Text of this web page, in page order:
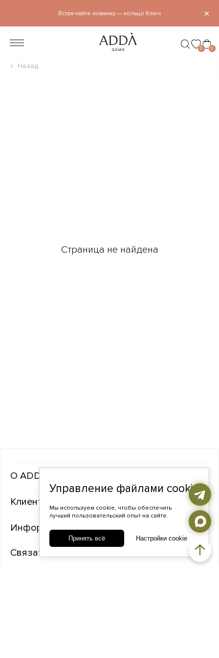
×
Встречайте новинку — кольцо Ключ
0 0
Назад
Страница не найдена
ADDA gems
Клиентам
Информация
Связаться с нами
Управление файлами cookie
Мы используем cookie, чтобы обеспечить
лучший пользовательский опыт на сайте.
Принять всё Настройки cookie